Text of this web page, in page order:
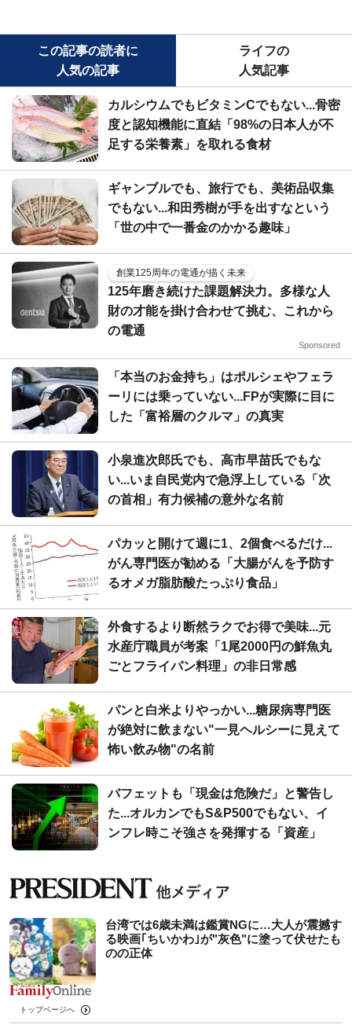
この記事の読者に
人気の記事
ライフの
人気記事
カルシウムでもビタミンCでもない...骨密
度と認知機能に直結「98%の日本人が不
足する栄養素」を取れる食材
ギャンブルでも、旅行でも、美術品収集
でもない...和田秀樹が手を出すなという
「世の中で一番金のかかる趣味」
創業125周年の電通が描く未来
125年磨き続けた課題解決力。多様な人
財の才能を掛け合わせて挑む、これから
の電通
Sponsored
「本当のお金持ち」はポルシェやフェラ
ーリには乗っていない...FPが実際に目に
した「富裕層のクルマ」の真実
小泉進次郎氏でも、高市早苗氏でもな
い...いま自民党内で急浮上している「次
の首相」有力候補の意外な名前
パカッと開けて週に1、2個食べるだけ...
がん専門医が勧める「大腸がんを予防す
るオメガ脂肪酸たっぷり食品」
外食するより断然ラクでお得で美味...元
水産庁職員が考案「1尾2000円の鮮魚丸
ごとフライパン料理」の非日常感
パンと白米よりやっかい...糖尿病専門医
が絶対に飲まない"一見ヘルシーに見えて
怖い飲み物"の名前
バフェットも「現金は危険だ」と警告し
た...オルカンでもS&P500でもない、イ
ンフレ時こそ強さを発揮する「資産」
台湾では6歳未満は鑑賞NGに…大人が震撼す
る映画｢ちいかわ｣が"灰色"に塗って伏せたも
のの正体
トップページへ